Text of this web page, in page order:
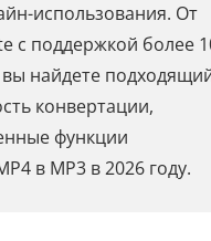
использования. От
с поддержкой более
вы найдете
конвертации,
функции
в MP3 в 2026 году.